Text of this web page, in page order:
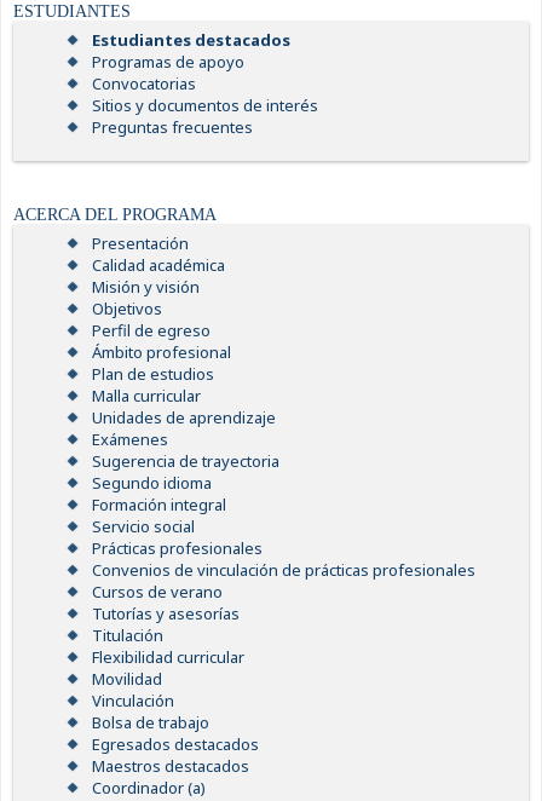
ESTUDIANTES
Estudiantes destacados
Programas de apoyo
Convocatorias
Sitios y documentos de interés
Preguntas frecuentes
ACERCA DEL PROGRAMA
Presentación
Calidad académica
Misión y visión
Objetivos
Perfil de egreso
Ámbito profesional
Plan de estudios
Malla curricular
Unidades de aprendizaje
Exámenes
Sugerencia de trayectoria
Segundo idioma
Formación integral
Servicio social
Prácticas profesionales
Convenios de vinculación de prácticas profesionales
Cursos de verano
Tutorías y asesorías
Titulación
Flexibilidad curricular
Movilidad
Vinculación
Bolsa de trabajo
Egresados destacados
Maestros destacados
Coordinador (a)